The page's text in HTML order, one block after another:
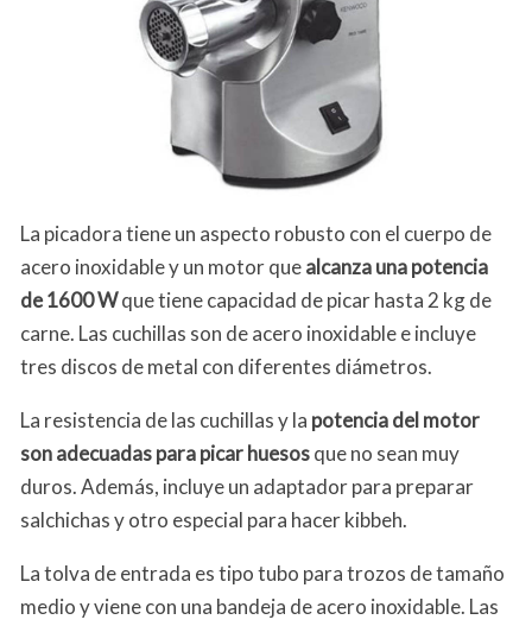
La picadora tiene un aspecto robusto con el cuerpo de
acero inoxidable y un motor quealcanza una potencia
de 1600 Wque tiene capacidad de picar hasta 2 kg de
carne. Las cuchillas son de acero inoxidable e incluye
tres discos de metal con diferentes diámetros.
La resistencia de las cuchillas y la potencia del motor
son adecuadas para picar huesosque no sean muy
duros. Además, incluye un adaptador para preparar
salchichas y otro especial para hacer kibbeh.
La tolva de entrada es tipo tubo para trozos de tamaño
medio y viene con una bandeja de acero inoxidable. Las